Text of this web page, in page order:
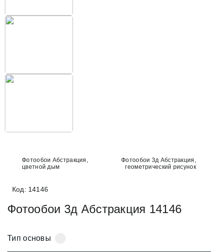
Фотообои Абстракция,
цветной дым
Фотообои 3д Абстракция,
геометрический рисунок
Код: 14146
Фотообои 3д Абстракция 14146
Тип основы